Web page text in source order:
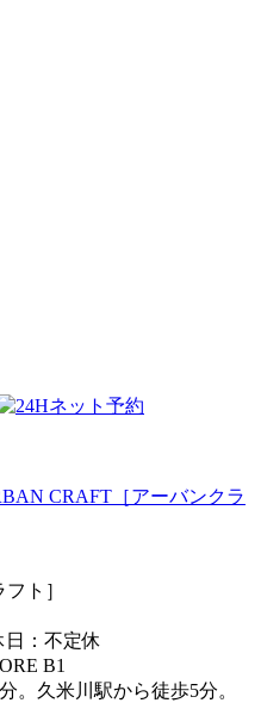
ト］
：不定休
B1
。久米川駅から徒歩5分。